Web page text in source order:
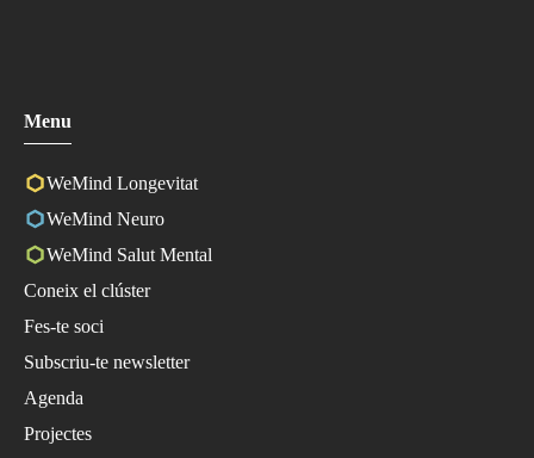
Menu
WeMind Longevitat
WeMind Neuro
WeMind Salut Mental
Coneix el clúster
Fes-te soci
Subscriu-te newsletter
Agenda
Projectes